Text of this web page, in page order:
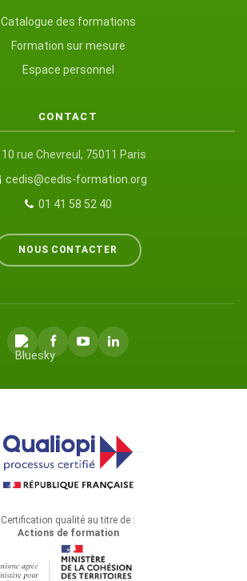
Catalogue des formations
Formation sur mesure
Espace personnel
CONTACT
10 rue Chevreul, 75011 Paris
cedis@cedis-formation.org
01 41 58 52 40
NOUS CONTACTER
Certification qualité au titre de :
Actions de formation